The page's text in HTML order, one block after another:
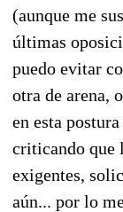
(aunque me
últimas
puedo evitar
otra de arena,
en esta
criticando que
exigentes,
aún... por lo